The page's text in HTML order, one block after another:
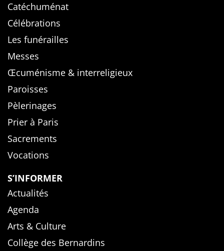
Catéchuménat
Célébrations
Les funérailles
Messes
Œcuménisme & interreligieux
Paroisses
Pèlerinages
Prier à Paris
Sacrements
Vocations
S’INFORMER
Actualités
Agenda
Arts & Culture
Collège des Bernardins